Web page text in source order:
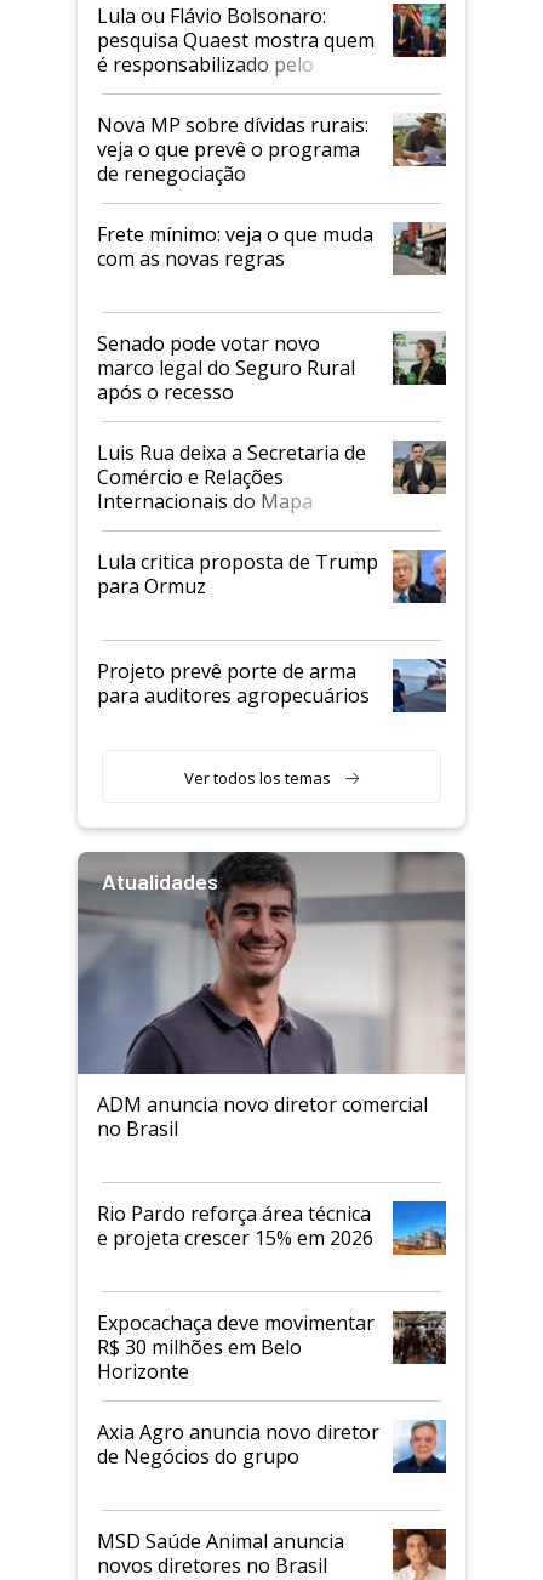
Lula ou Flávio Bolsonaro:
pesquisa Quaest mostra quem
é responsabilizado pelo
tarifaço dos EUA
Nova MP sobre dívidas rurais:
veja o que prevê o programa
de renegociação
Frete mínimo: veja o que muda
com as novas regras
Senado pode votar novo
marco legal do Seguro Rural
após o recesso
Luis Rua deixa a Secretaria de
Comércio e Relações
Internacionais do Mapa
Lula critica proposta de Trump
para Ormuz
Projeto prevê porte de arma
para auditores agropecuários
Ver todos los temas
Atualidades
ADM anuncia novo diretor comercial
no Brasil
Rio Pardo reforça área técnica
e projeta crescer 15% em 2026
Expocachaça deve movimentar
R$ 30 milhões em Belo
Horizonte
Axia Agro anuncia novo diretor
de Negócios do grupo
MSD Saúde Animal anuncia
novos diretores no Brasil